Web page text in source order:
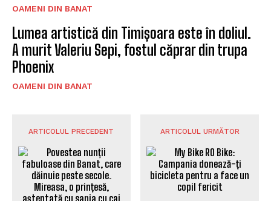
OAMENI DIN BANAT
Lumea artistică din Timișoara este în doliul.
A murit Valeriu Sepi, fostul căprar din trupa
Phoenix
OAMENI DIN BANAT
ARTICOLUL PRECEDENT ARTICOLUL URMĂTOR